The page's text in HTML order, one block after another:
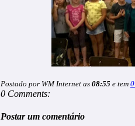
Postado por WM Internet as 08:55 e tem
0 Comments:
Postar um comentário